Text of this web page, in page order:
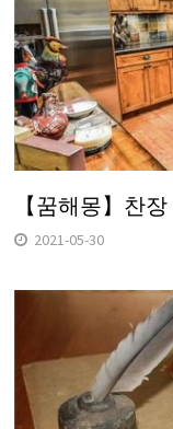
【꿈해몽】찬
2021-05-30